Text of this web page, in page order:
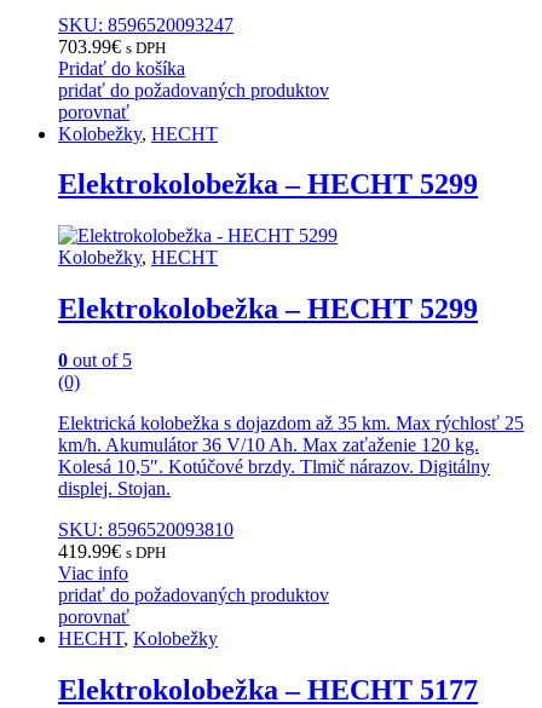
SKU: 8596520093247
703.99€ s DPH
Pridať do košíka
pridať do požadovaných produktov
porovnať
Kolobežky, HECHT
Elektrokolobežka – HECHT 5299
Kolobežky, HECHT
Elektrokolobežka – HECHT 5299
0 out of 5
(0)
Elektrická kolobežka s dojazdom až 35 km. Max rýchlosť 25
km/h. Akumulátor 36 V/10 Ah. Max zaťaženie 120 kg.
Kolesá 10,5″. Kotúčové brzdy. Tlmič nárazov. Digitálny
displej. Stojan.
SKU: 8596520093810
419.99€ s DPH
Viac info
pridať do požadovaných produktov
porovnať
HECHT, Kolobežky
Elektrokolobežka – HECHT 5177